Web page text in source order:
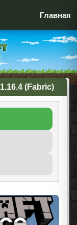
Главная
(Fabric)